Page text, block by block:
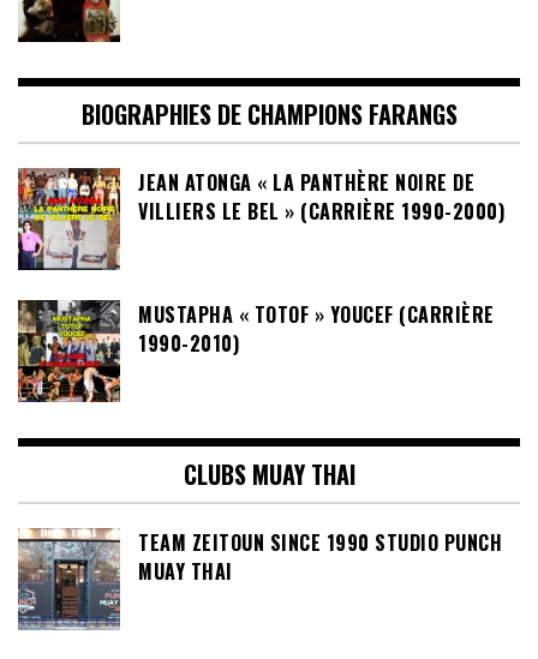
BIOGRAPHIES DE CHAMPIONS FARANGS
JEAN ATONGA « LA PANTHÈRE NOIRE DE
VILLIERS LE BEL » (CARRIÈRE 1990-2000)
MUSTAPHA « TOTOF » YOUCEF (CARRIÈRE
1990-2010)
CLUBS MUAY THAI
TEAM ZEITOUN SINCE 1990 STUDIO PUNCH
MUAY THAI